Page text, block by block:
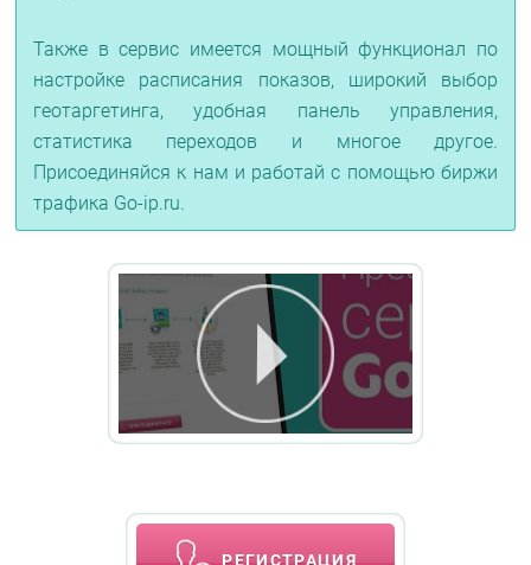
Также в сервис имеется мощный функционал по
настройке расписания показов, широкий выбор
геотаргетинга, удобная панель управления,
статистика переходов и многое другое.
Присоединяйся к нам и работай с помощью биржи
трафика Go-ip.ru.